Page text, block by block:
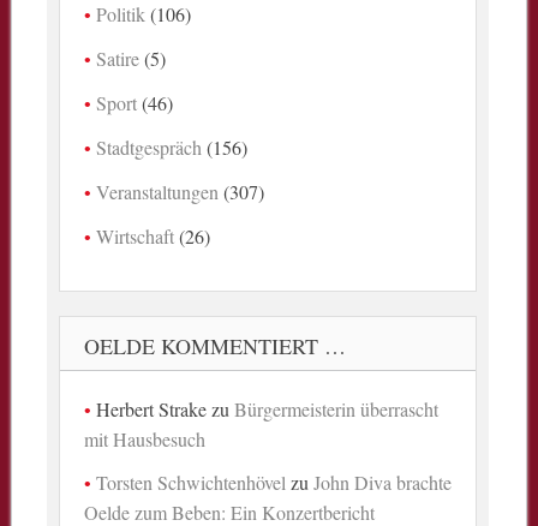
Politik (106)
Satire(5)
Sport(46)
Stadtgespräch (156)
Veranstaltungen (307)
Wirtschaft(26)
OELDE KOMMENTIERT …
Herbert StrakezuBürgermeisterin überrascht
mit Hausbesuch
Torsten Schwichtenhövel zuJohn Diva brachte
Oelde zum Beben: Ein Konzertbericht